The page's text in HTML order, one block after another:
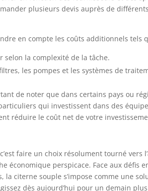
plusieurs devis auprès de
en compte les coûts additionnels tels
selon la complexité de la tâche.
les pompes et les systèmes de
de noter que dans certains pays ou
qui investissent dans des
réduire le coût net de votre
faire un choix résolument tourné vers
économique perspicace. Face aux défis
la citerne souple s’impose comme une
dès aujourd’hui pour un demain